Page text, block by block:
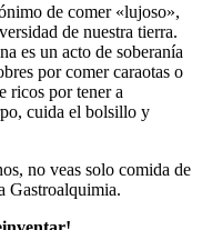
de comer «lujoso»,
de nuestra tierra.
es un acto de soberanía
por comer caraotas o
ricos por tener a
cuida el bolsillo y
no veas solo comida de
Gastroalquimia.